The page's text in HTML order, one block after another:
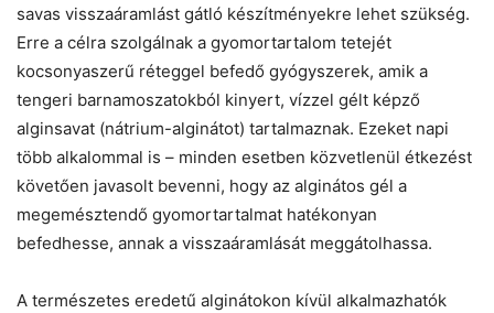
savas visszaáramlást gátló készítményekre lehet szükség.
Erre a célra szolgálnak a gyomortartalom tetejét
kocsonyaszerű réteggel befedő gyógyszerek, amik a
tengeri barnamoszatokból kinyert, vízzel gélt képző
alginsavat (nátrium-alginátot) tartalmaznak. Ezeket napi
több alkalommal is – minden esetben közvetlenül étkezést
követően javasolt bevenni, hogy az alginátos gél a
megemésztendő gyomortartalmat hatékonyan
befedhesse, annak a visszaáramlását meggátolhassa.
A természetes eredetű alginátokon kívül alkalmazhatók